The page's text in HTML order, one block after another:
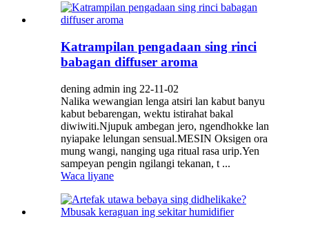
Katrampilan pengadaan sing rinci
babagan diffuser aroma
dening admin ing 22-11-02
Nalika wewangian lenga atsiri lan kabut banyu
kabut bebarengan, wektu istirahat bakal
diwiwiti.Njupuk ambegan jero, ngendhokke lan
nyiapake lelungan sensual.MESIN Oksigen ora
mung wangi, nanging uga ritual rasa urip.Yen
sampeyan pengin ngilangi tekanan, t ...
Waca liyane